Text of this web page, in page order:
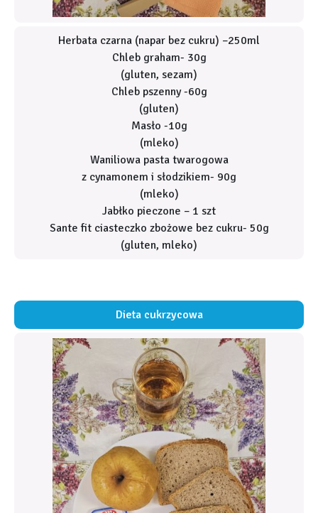
Herbata czarna (napar bez cukru) –250ml
Chleb graham- 30g
(gluten, sezam)
Chleb pszenny -60g
(gluten)
Masło -10g
(mleko)
Waniliowa pasta twarogowa
z cynamonem i słodzikiem- 90g
(mleko)
Jabłko pieczone – 1 szt
Sante fit ciasteczko zbożowe bez cukru- 50g
(gluten, mleko)
Dieta cukrzycowa